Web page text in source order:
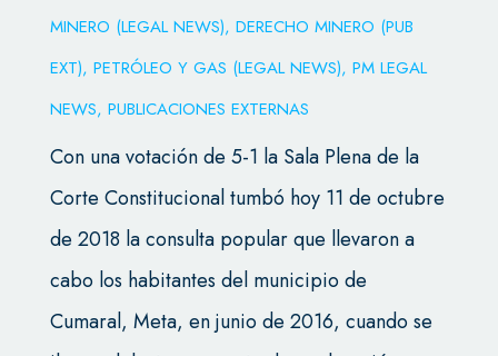
MINERO (LEGAL NEWS), DERECHO MINERO (PUB
EXT), PETRÓLEO Y GAS (LEGAL NEWS), PM LEGAL
NEWS, PUBLICACIONES EXTERNAS
Con una votación de 5-1 la Sala Plena de la
Corte Constitucional tumbó hoy 11 de octubre
de 2018 la consulta popular que llevaron a
cabo los habitantes del municipio de
Cumaral, Meta, en junio de 2016, cuando se